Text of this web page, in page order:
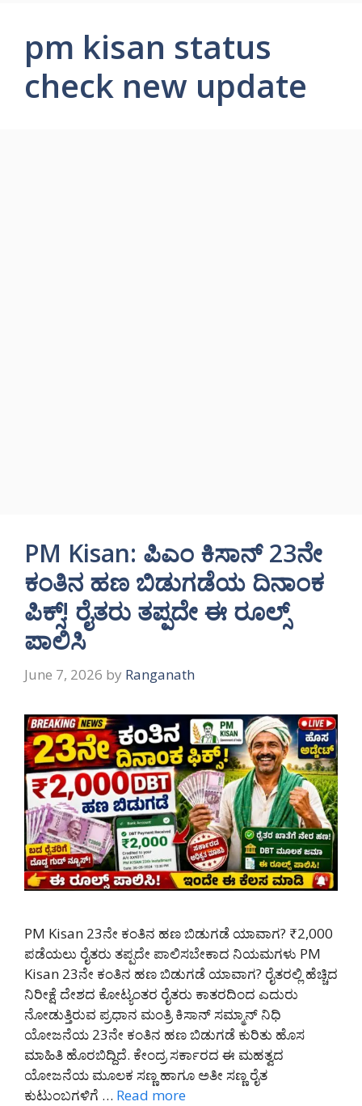
pm kisan status
check new update
PM Kisan: ಪಿಎಂ ಕಿಸಾನ್ 23ನೇ
ಕಂತಿನ ಹಣ ಬಿಡುಗಡೆಯ ದಿನಾಂಕ
ಪಿಕ್ಸ್! ರೈತರು ತಪ್ಪದೇ ಈ ರೂಲ್ಸ್
ಪಾಲಿಸಿ
June 7, 2026 by Ranganath
PM Kisan 23ನೇ ಕಂತಿನ ಹಣ ಬಿಡುಗಡೆ ಯಾವಾಗ? ₹2,000
ಪಡೆಯಲು ರೈತರು ತಪ್ಪದೇ ಪಾಲಿಸಬೇಕಾದ ನಿಯಮಗಳು PM
Kisan 23ನೇ ಕಂತಿನ ಹಣ ಬಿಡುಗಡೆ ಯಾವಾಗ? ರೈತರಲ್ಲಿ ಹೆಚ್ಚಿದ
ನಿರೀಕ್ಷೆ ದೇಶದ ಕೋಟ್ಯಂತರ ರೈತರು ಕಾತರದಿಂದ ಎದುರು
ನೋಡುತ್ತಿರುವ ಪ್ರಧಾನ ಮಂತ್ರಿ ಕಿಸಾನ್ ಸಮ್ಮಾನ್ ನಿಧಿ
ಯೋಜನೆಯ 23ನೇ ಕಂತಿನ ಹಣ ಬಿಡುಗಡೆ ಕುರಿತು ಹೊಸ
ಮಾಹಿತಿ ಹೊರಬಿದ್ದಿದೆ. ಕೇಂದ್ರ ಸರ್ಕಾರದ ಈ ಮಹತ್ವದ
ಯೋಜನೆಯ ಮೂಲಕ ಸಣ್ಣ ಹಾಗೂ ಅತೀ ಸಣ್ಣ ರೈತ
ಕುಟುಂಬಗಳಿಗೆ … Read more